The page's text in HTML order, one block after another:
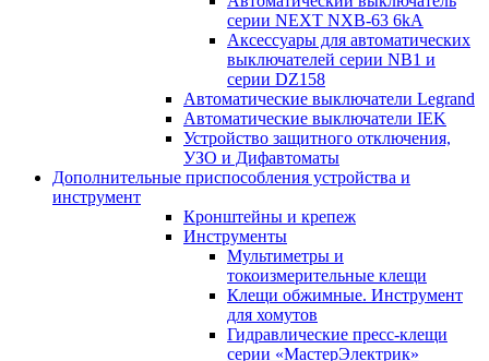
серии NEXT NXB-63 6kA
Аксессуары для автоматических
выключателей серии NB1 и
серии DZ158
Автоматические выключатели Legrand
Автоматические выключатели IEK
Устройство защитного отключения,
УЗО и Дифавтоматы
Дополнительные приспособления устройства и
инструмент
Кронштейны и крепеж
Инструменты
Мультиметры и
токоизмерительные клещи
Клещи обжимные. Инструмент
для хомутов
Гидравлические пресс-клещи
серии «МастерЭлектрик»